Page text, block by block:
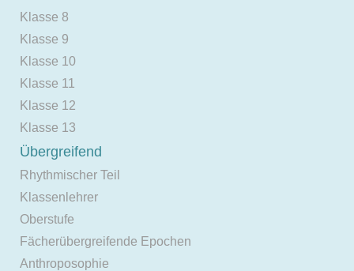
Klasse 8
Klasse 9
Klasse 10
Klasse 11
Klasse 12
Klasse 13
Übergreifend
Rhythmischer Teil
Klassenlehrer
Oberstufe
Fächerübergreifende Epochen
Anthroposophie